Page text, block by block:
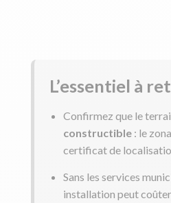
L’essentiel à
Confirmez que le
constructible: le
certificat de
Sans les services
installation peut